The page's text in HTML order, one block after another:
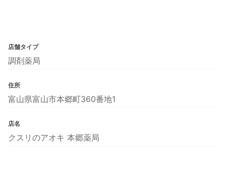
店舗タイプ
調剤薬局
住所
富山県富山市本郷町360番地1
店名
クスリのアオキ 本郷薬局